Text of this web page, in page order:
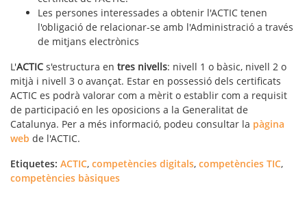
Les persones interessades a obtenir l'ACTIC tenen
l'obligació de relacionar-se amb l'Administració a través
de mitjans electrònics
L'ACTIC s'estructura en tres nivells: nivell 1 o bàsic, nivell 2 o
mitjà i nivell 3 o avançat. Estar en possessió dels certificats
ACTIC es podrà valorar com a mèrit o establir com a requisit
de participació en les oposicions a la Generalitat de
Catalunya. Per a més informació, podeu consultar la pàgina
web de l'ACTIC.
Etiquetes: ACTIC, competències digitals, competències TIC,
competències bàsiques